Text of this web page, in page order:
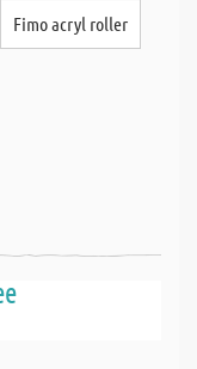
Fimo acryl roller